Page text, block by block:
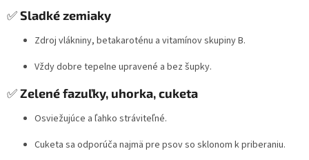
✅Sladké zemiaky
Zdroj vlákniny, betakaroténu a vitamínov skupiny B.
Vždy dobre tepelne upravené a bez šupky.
✅Zelené fazuľky, uhorka, cuketa
Osviežujúce a ľahko stráviteľné.
Cuketa sa odporúča najmä pre psov so sklonom k priberaniu.